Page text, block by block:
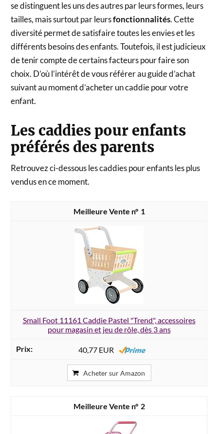
se distinguent les uns des autres par leurs formes, leurs
tailles, mais surtout par leursfonctionnalités. Cette
diversité permet de satisfaire toutes les envies et les
différents besoins des enfants. Toutefois, il est judicieux
de tenir compte de certains facteurs pour faire son
choix. D’où l’intérêt de vous référer au guide d’achat
suivant au moment d’acheter un caddie pour votre
enfant.
Les caddies pour enfants
préférés des parents
Retrouvez ci-dessous les caddies pour enfants les plus
vendus en ce moment.
1
Small Foot 11161 Caddie Pastel "Trend", accessoires
pour magasin et jeu de rôle, dès 3 ans
40,77 EUR
Acheter sur Amazon
2